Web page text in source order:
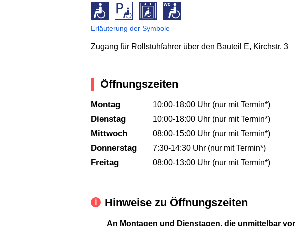
Erläuterung der Symbole
Zugang für Rollstuhfahrer über den Bauteil E, Kirchstr. 3
Öffnungszeiten
Montag 10:00-18:00 Uhr (nur mit Termin*)
Dienstag 10:00-18:00 Uhr (nur mit Termin*)
Mittwoch 08:00-15:00 Uhr (nur mit Termin*)
Donnerstag 7:30-14:30 Uhr (nur mit Termin*)
Freitag 08:00-13:00 Uhr (nur mit Termin*)
Hinweise zu Öffnungszeiten
An Montagen und Dienstagen, die unmittelbar